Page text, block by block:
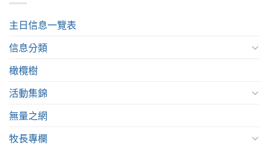
主日信息一覽表
信息分類
橄欖樹
活動集錦
無量之網
牧長專欄